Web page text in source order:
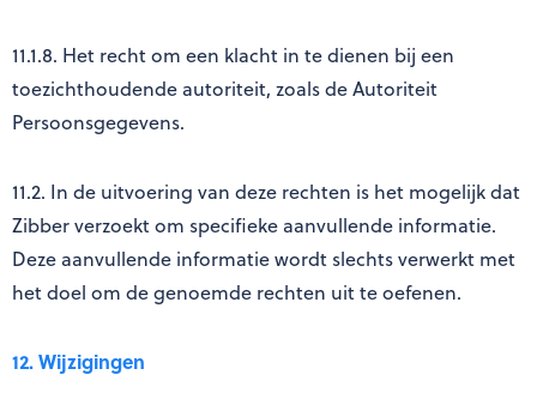
11.1.8. Het recht om een klacht in te dienen bij een
toezichthoudende autoriteit, zoals de Autoriteit
Persoonsgegevens.
11.2. In de uitvoering van deze rechten is het mogelijk dat
Zibber verzoekt om specifieke aanvullende informatie.
Deze aanvullende informatie wordt slechts verwerkt met
het doel om de genoemde rechten uit te oefenen.
12. Wijzigingen